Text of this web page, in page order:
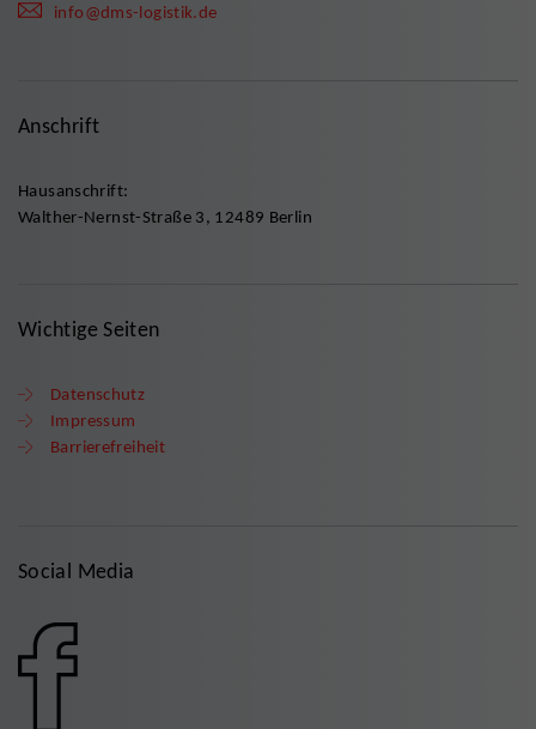
info@dms-logistik.de
Anschrift
Hausanschrift:
Walther-Nernst-Straße 3, 12489 Berlin
Wichtige Seiten
Datenschutz
Impressum
Barrierefreiheit
Social Media